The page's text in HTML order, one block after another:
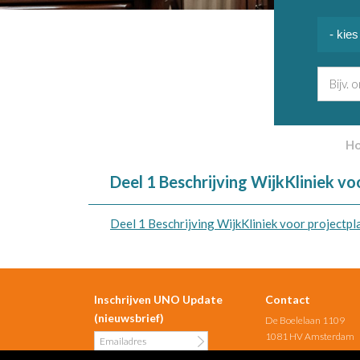
Deel 1 Beschrijving WijkKliniek
Deel 1 Beschrijving WijkKliniek voor
Inschrijven UNO Update
(nieuwsbrief)
Contact
De Boelelaan 1109
1081 HV Amsterdam